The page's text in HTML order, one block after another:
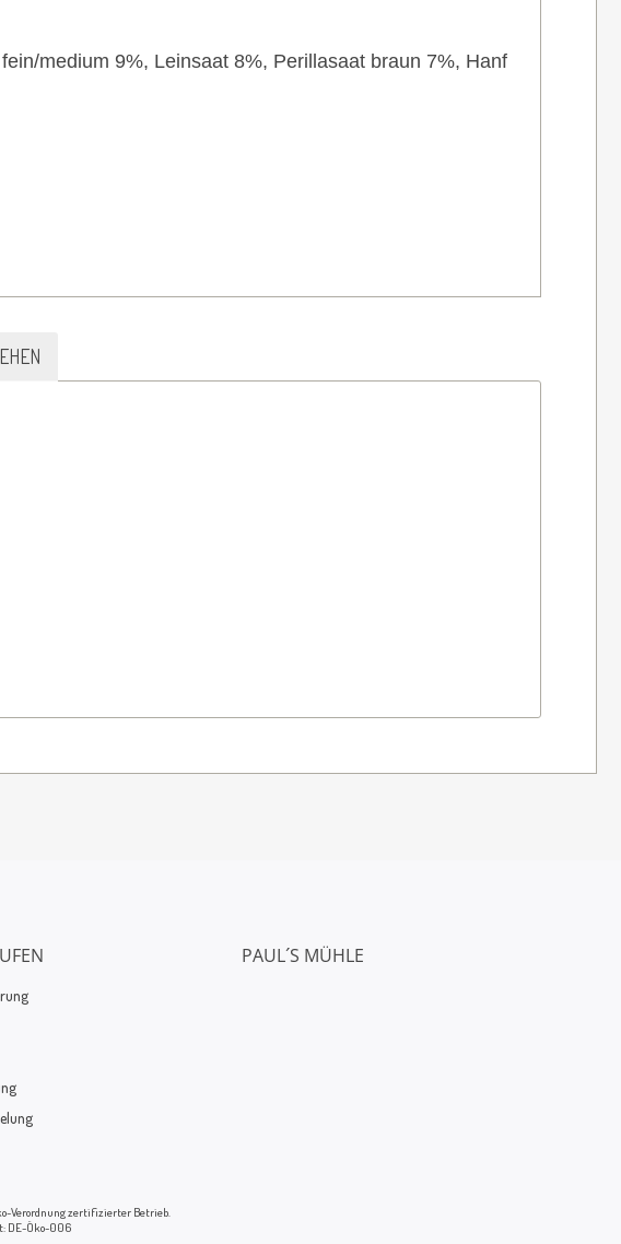
medium 9%, Leinsaat 8%, Perillasaat braun 7%, Hanf
Verordnung zertifizierter Betrieb.
DE-Öko-006
PAUL´S MÜHLE